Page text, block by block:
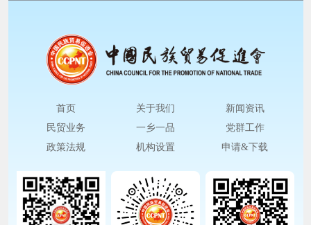
首页 关于我们
新闻资讯
民贸业务
一乡一品
党群工作
政策法规
机构设置 申请&下载